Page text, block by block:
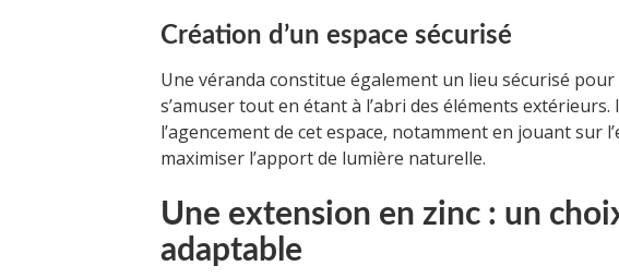
Création d’un espace sécurisé
Une véranda constitue également un lieu sécurisé
s’amuser tout en étant à l’abri des éléments
l’agencement de cet espace, notamment en jouant sur
maximiser l’apport de lumière naturelle.
Une extension en zinc : un
adaptable